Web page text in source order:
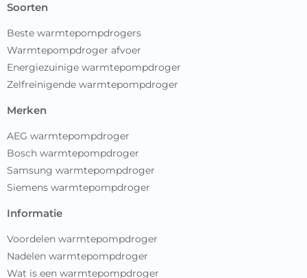
soorten
Beste warmtepompdrogers
Warmtepompdroger afvoer
Energiezuinige warmtepompdroger
Zelfreinigende warmtepompdroger
merken
AEG warmtepompdroger
Bosch warmtepompdroger
Samsung warmtepompdroger
Siemens warmtepompdroger
informatie
Voordelen warmtepompdroger
Nadelen warmtepompdroger
Wat is een warmtepompdroger